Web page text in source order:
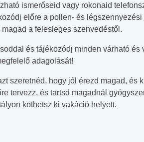
ismerőseid vagy rokonaid
előre a pollen- és
a felesleges szenvedéstől.
és tájékozódj minden várható
adagolását!
szeretnéd, hogy jól érezd magad, és
tervezz, és tartsd magadnál
köthetsz ki vakáció helyett.